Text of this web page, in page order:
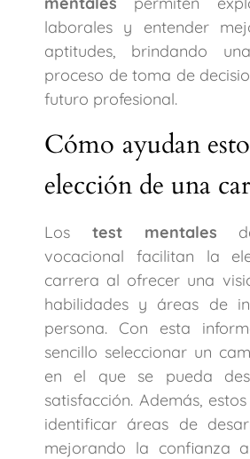
laborales y entender
aptitudes, brindando
proceso de toma de
futuro profesional.
Cómo ayudan
elección de una
Los test mentales
vocacional facilitan la
carrera al ofrecer una
habilidades y áreas de
persona. Con esta
sencillo seleccionar un
en el que se pueda
satisfacción. Además, estos
identificar áreas de
mejorando la confianza